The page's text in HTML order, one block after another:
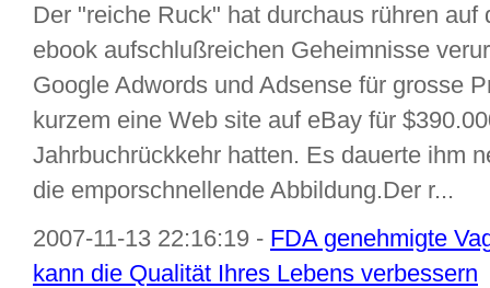
Der "reiche Ruck" hat durchaus rühren
ebook aufschlußreichen Geheimnisse
Google Adwords und Adsense für grosse
kurzem eine Web site auf eBay für
Jahrbuchrückkehr hatten. Es dauerte ihm
die emporschnellende Abbildung.Der r...
2007-11-13 22:16:19 - FDA genehmigte
kann die Qualität Ihres Lebens verbessern